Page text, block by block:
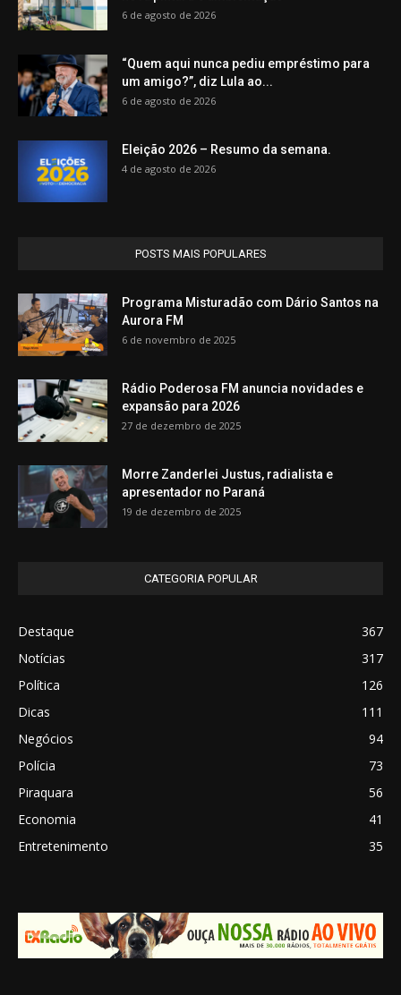
6 de agosto de 2026
“Quem aqui nunca pediu empréstimo para
um amigo?”, diz Lula ao...
6 de agosto de 2026
Eleição 2026 – Resumo da semana.
4 de agosto de 2026
POSTS MAIS POPULARES
Programa Misturadão com Dário Santos na
Aurora FM
6 de novembro de 2025
Rádio Poderosa FM anuncia novidades e
expansão para 2026
27 de dezembro de 2025
Morre Zanderlei Justus, radialista e
apresentador no Paraná
19 de dezembro de 2025
CATEGORIA POPULAR
Destaque
367
Notícias
317
Política
126
Dicas
111
Negócios
94
Polícia
73
Piraquara
56
Economia
41
Entretenimento
35